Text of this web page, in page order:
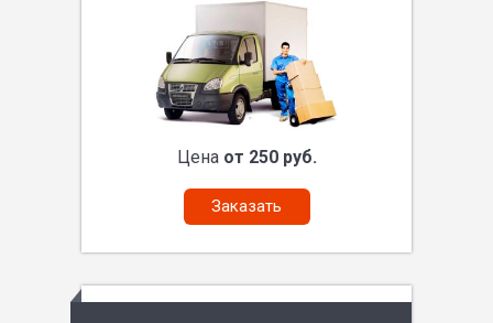
Цена от 250 руб.
Заказать